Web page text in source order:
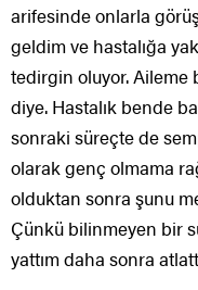
arifesinde onlarla
geldim ve hastalığa
tedirgin oluyor. Aileme
diye. Hastalık bende
sonraki süreçte de
olarak genç olmama
olduktan sonra şunu
Çünkü bilinmeyen bir
yattım daha sonra